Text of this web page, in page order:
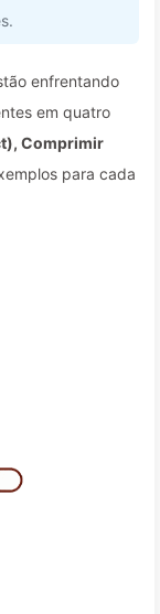
enfrentando
em quatro
Comprimir
para cada